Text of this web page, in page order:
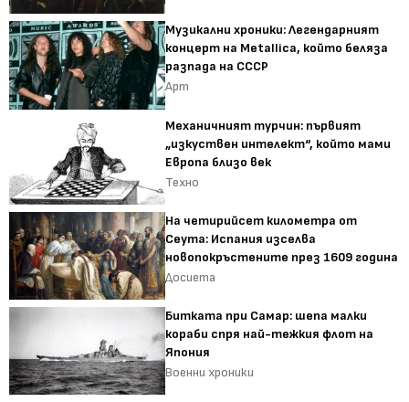
Музикални хроники: Легендарният
концерт на Metallica, който беляза
разпада на СССР
Арт
Механичният турчин: първият
„изкуствен интелект“, който мами
Европа близо век
Техно
На четирийсет километра от
Сеута: Испания изселва
новопокръстените през 1609 година
Досиета
Битката при Самар: шепа малки
кораби спря най-тежкия флот на
Япония
Военни хроники